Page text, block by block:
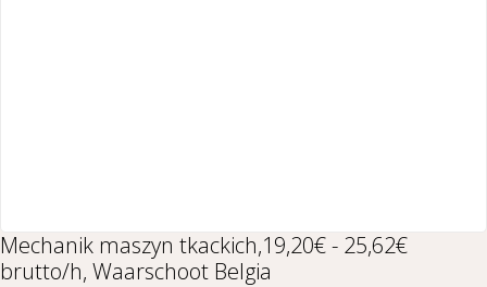
Mechanik maszyn tkackich,19,20€ - 25,62€
brutto/h, Waarschoot Belgia